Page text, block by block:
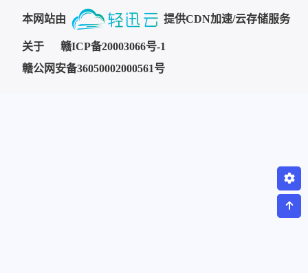
本网站由 提供CDN加速/云存储服务
关于
赣ICP备20003066号-1
赣公网安备36050002000561号